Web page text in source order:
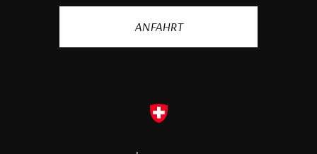
ANFAHRT